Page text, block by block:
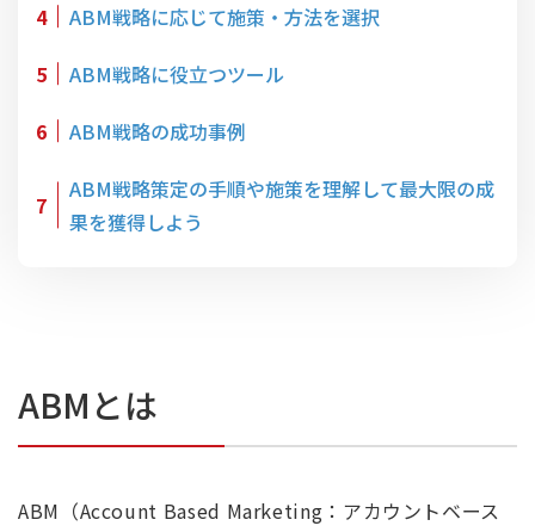
4
ABM戦略に応じて施策・方法を選択
5
ABM戦略に役立つツール
6
ABM戦略の成功事例
7
ABM戦略策定の手順や施策を理解して最大限の成
果を獲得しよう
ABMとは
ABM（Account Based Marketing：アカウントベース